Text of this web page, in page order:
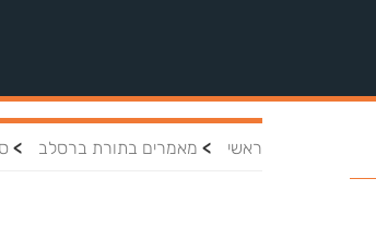
ראשי > מאמרים בתורת ברסלב >